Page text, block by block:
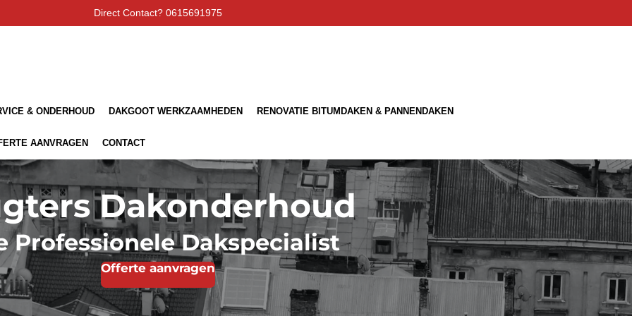
Direct Contact? 0615691975
& ONDERHOUD DAKGOOT WERKZAAMHEDEN RENOVATIE BITUMDAKEN & PANNENDAKEN
AANVRAGEN CONTACT
Dakonderhoud
Professionele Dakspecialist
Offerte aanvragen